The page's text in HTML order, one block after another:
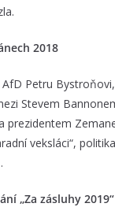
2018
Petru
Stevem
prezidentem
veksláci“,
„Za zásluhy 2019“